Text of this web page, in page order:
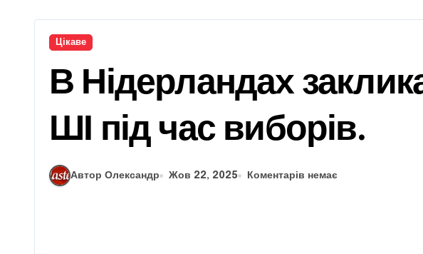
Цікаве
В Нідерландах
ШІ під час виборів.
Автор Олександр Жов 22, 2025 Коментарів немає